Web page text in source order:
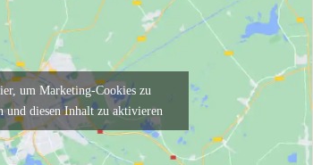
um Marketing-Cookies zu
und diesen Inhalt zu aktivieren